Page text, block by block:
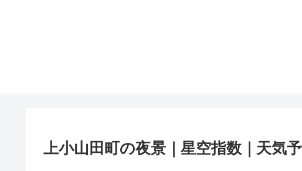
上小山田町の夜景｜星空指数｜天気